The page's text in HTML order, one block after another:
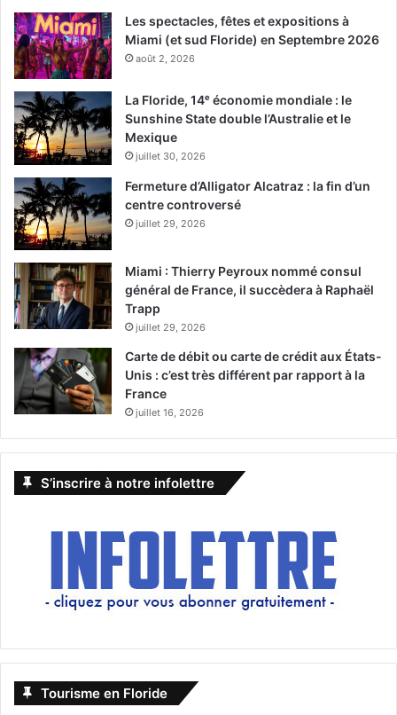
Les spectacles, fêtes et expositions à
Miami (et sud Floride) en Septembre 2026
août 2, 2026
La Floride, 14ᵉ économie mondiale : le
Sunshine State double l’Australie et le
Mexique
juillet 30, 2026
Fermeture d’Alligator Alcatraz : la fin d’un
centre controversé
juillet 29, 2026
Miami : Thierry Peyroux nommé consul
général de France, il succèdera à Raphaël
Trapp
juillet 29, 2026
Carte de débit ou carte de crédit aux États-
Unis : c’est très différent par rapport à la
France
juillet 16, 2026
S’inscrire à notre infolettre
Tourisme en Floride